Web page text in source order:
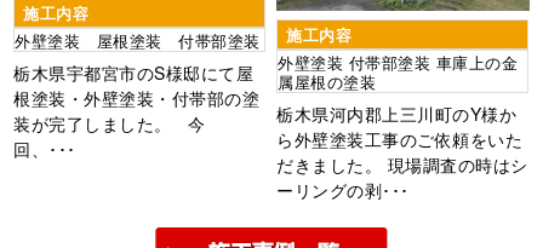
施工内容
外壁塗装 屋根塗装 付帯部塗装
栃木県宇都宮市のS様邸にて屋
根塗装・外壁塗装・付帯部の塗
装が完了しました。 今
回、･･･
施工内容
外壁塗装 付帯部塗装 車庫上の金
属屋根の塗装
栃木県河内郡上三川町のY様か
ら外壁塗装工事のご依頼をいた
だきました。 現場調査の時はシ
ーリングの剥･･･